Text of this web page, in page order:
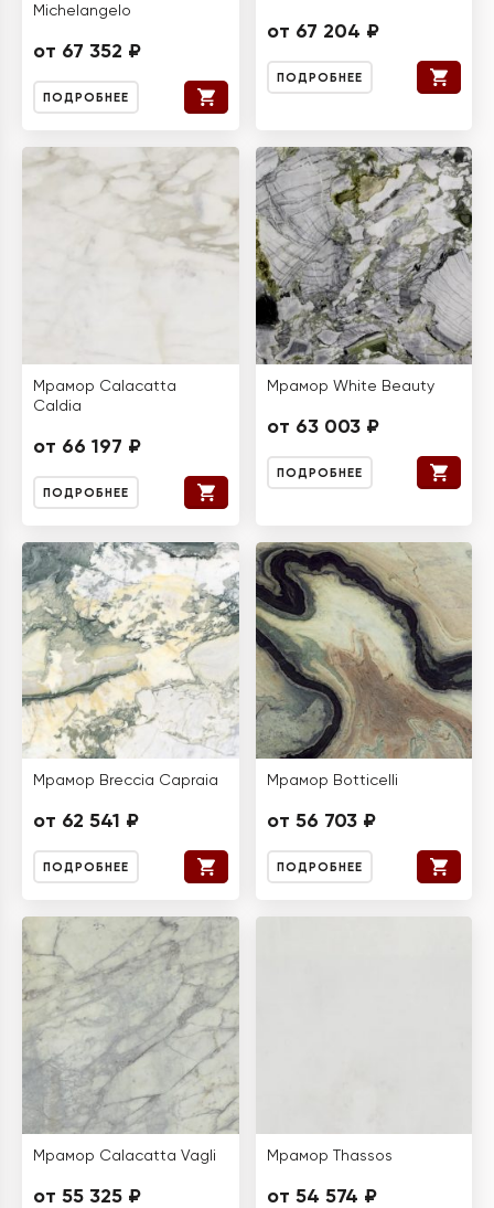
Michelangelo
от 67 352 ₽
ПОДРОБНЕЕ
от 67 204 ₽
ПОДРОБНЕЕ
Мрамор Calacatta
Caldia
от 66 197 ₽
ПОДРОБНЕЕ
Мрамор White Beauty
от 63 003 ₽
ПОДРОБНЕЕ
Мрамор Breccia Capraia
от 62 541 ₽
ПОДРОБНЕЕ
Мрамор Botticelli
от 56 703 ₽
ПОДРОБНЕЕ
Мрамор Calacatta Vagli
от 55 325 ₽
Мрамор Thassos
от 54 574 ₽